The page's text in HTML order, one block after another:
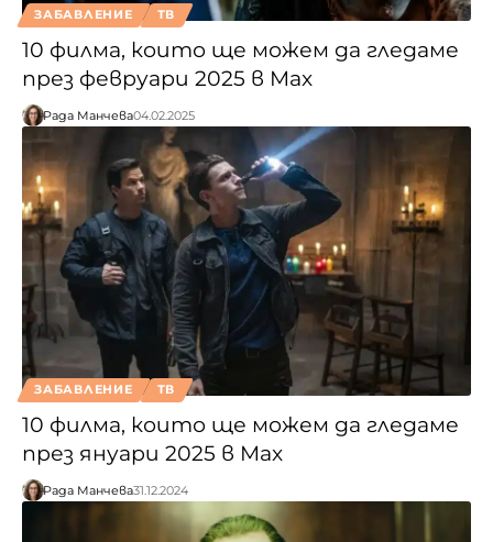
ЗАБАВЛЕНИЕ ТВ
10 филма, които ще можем да гледаме
през февруари 2025 в Max
Рада Манчева04.02.2025
ЗАБАВЛЕНИЕ ТВ
10 филма, които ще можем да гледаме
през януари 2025 в Max
Рада Манчева31.12.2024